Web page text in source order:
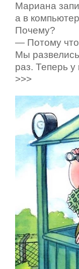
Мариана
а в
Почему?
— Потому
Мы
раз. Теперь
>>>